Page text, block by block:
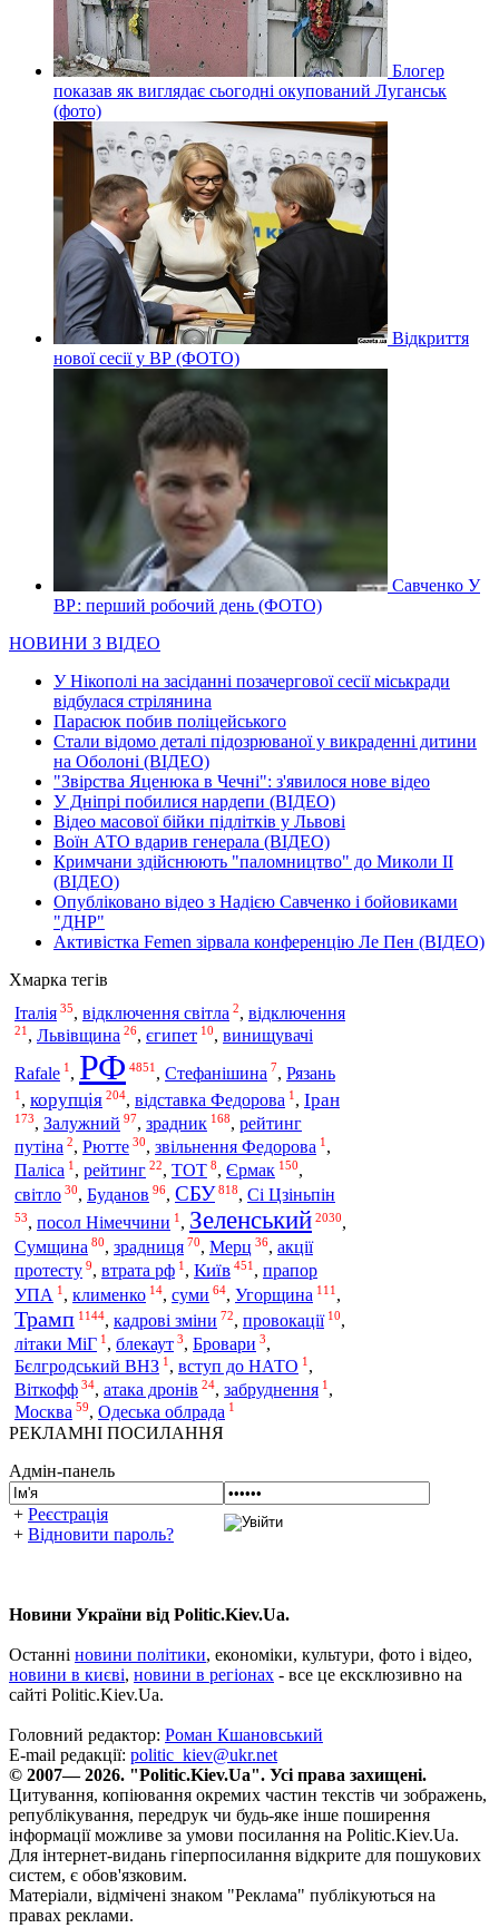
Блогер
показав як виглядає сьогодні окупований Луганськ
(фото)
Відкриття
нової сесії у ВР (ФОТО)
Савченко У
ВР: перший робочий день (ФОТО)
НОВИНИ З ВІДЕО
У Нікополі на засіданні позачергової сесії міськради
відбулася стрілянина
Парасюк побив поліцейського
Стали відомо деталі підозрюваної у викраденні дитини
на Оболоні (ВІДЕО)
"Звірства Яценюка в Чечні": з'явилося нове відео
У Дніпрі побилися нардепи (ВІДЕО)
Відео масової бійки підлітків у Львові
Воїн АТО вдарив генерала (ВІДЕО)
Кримчани здійснюють "паломництво" до Миколи ІІ
(ВІДЕО)
Опубліковано відео з Надією Савченко і бойовиками
"ДНР"
Активістка Femen зірвала конференцію Ле Пен (ВІДЕО)
Хмарка тегів
Італія 35, відключення світла 2, відключення
21 , Львівщина 26, єгипет 10, винищувачі
Rafale 1 , РФ 4851 , Стефанішина 7, Рязань
1 , корупція 204, відставка Федорова 1 , Іран
173, Залужний 97, зрадник 168, рейтинг
путіна 2, Рютте 30, звільнення Федорова 1 ,
Паліса 1 , рейтинг 22, ТОТ 8, Єрмак 150,
світло 30, Буданов 96, СБУ 818, Сі Цзіньпін
53, посол Німеччини 1 , Зеленський 2030,
Сумщина 80, зрадниця 70, Мерц 36, акції
протесту 9, втрата рф 1 , Київ 451 , прапор
УПА 1 , клименко 14, суми 64, Угорщина 111 ,
Трамп 1144, кадрові зміни 72, провокації 10,
літаки МіГ 1 , блекаут 3, Бровари 3,
Бєлгродський ВНЗ 1 , вступ до НАТО 1 ,
Віткофф 34, атака дронів 24, забруднення 1 ,
Москва 59, Одеська облрада 1
РЕКЛАМНІ ПОСИЛАННЯ
Адмін-панель
+ Реєстрація
+ Відновити пароль?
Новини України від Politic.Kiev.Ua.
Останні новини політики, економіки, культури, фото і відео,
новини в києві, новини в регіонах - все це ексклюзивно на
сайті Politic.Kiev.Ua.
Головний редактор: Роман Кшановський
E-mail редакції: politic_kiev@ukr.net
© 2007— 2026. "Politic.Kiev.Ua". Усі права захищені.
Цитування, копіювання окремих частин текстів чи зображень,
републікування, передрук чи будь-яке інше поширення
інформації можливе за умови посилання на Politic.Kiev.Ua.
Для інтернет-видань гіперпосилання відкрите для пошукових
систем, є обов'язковим.
Матеріали, відмічені знаком "Реклама" публікуються на
правах реклами.